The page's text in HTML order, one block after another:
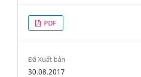
PDF
Đã Xuất bản
30.08.2017